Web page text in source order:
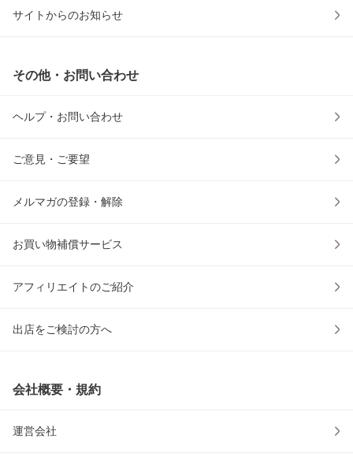
サイトからのお知らせ
その他・お問い合わせ
ヘルプ・お問い合わせ
ご意見・ご要望
メルマガの登録・解除
お買い物補償サービス
アフィリエイトのご紹介
出店をご検討の方へ
会社概要・規約
運営会社